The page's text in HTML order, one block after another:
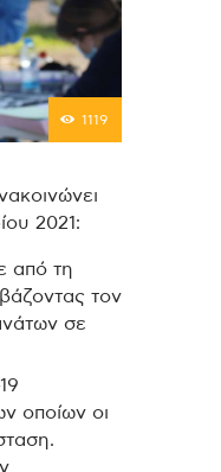
1119
2021:
από τη
τον
σε
οποίων οι